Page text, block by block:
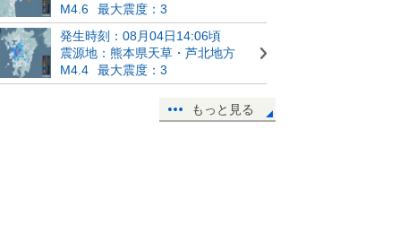
M4.6
最大震度：3
発生時刻：08月04日14:06頃
震源地：熊本県天草・芦北地方
M4.4
最大震度：3
もっと見る